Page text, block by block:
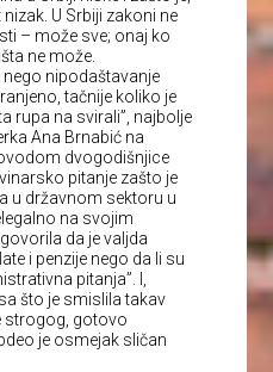
U Srbiji zakoni ne
– može sve; onaj ko
ne može.
nipodaštavanje
tačnije koliko je
rupa na svirali”, najbolje
Ana Brnabić na
dvogodišnjice
pitanje zašto je
u državnom sektoru u
na svojim
da je valjda
i penzije nego da li su
pitanja”. I,
što je smislila takav
strogog, gotovo
je osmejak sličan